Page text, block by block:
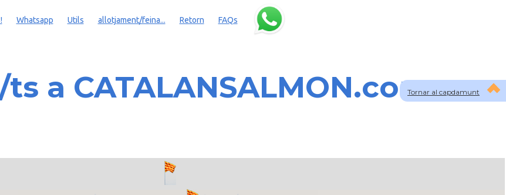
Tornar al capdamunt
Whatsapp Utils allotjament/feina... Retorn FAQs
a CATALANSALMON.com